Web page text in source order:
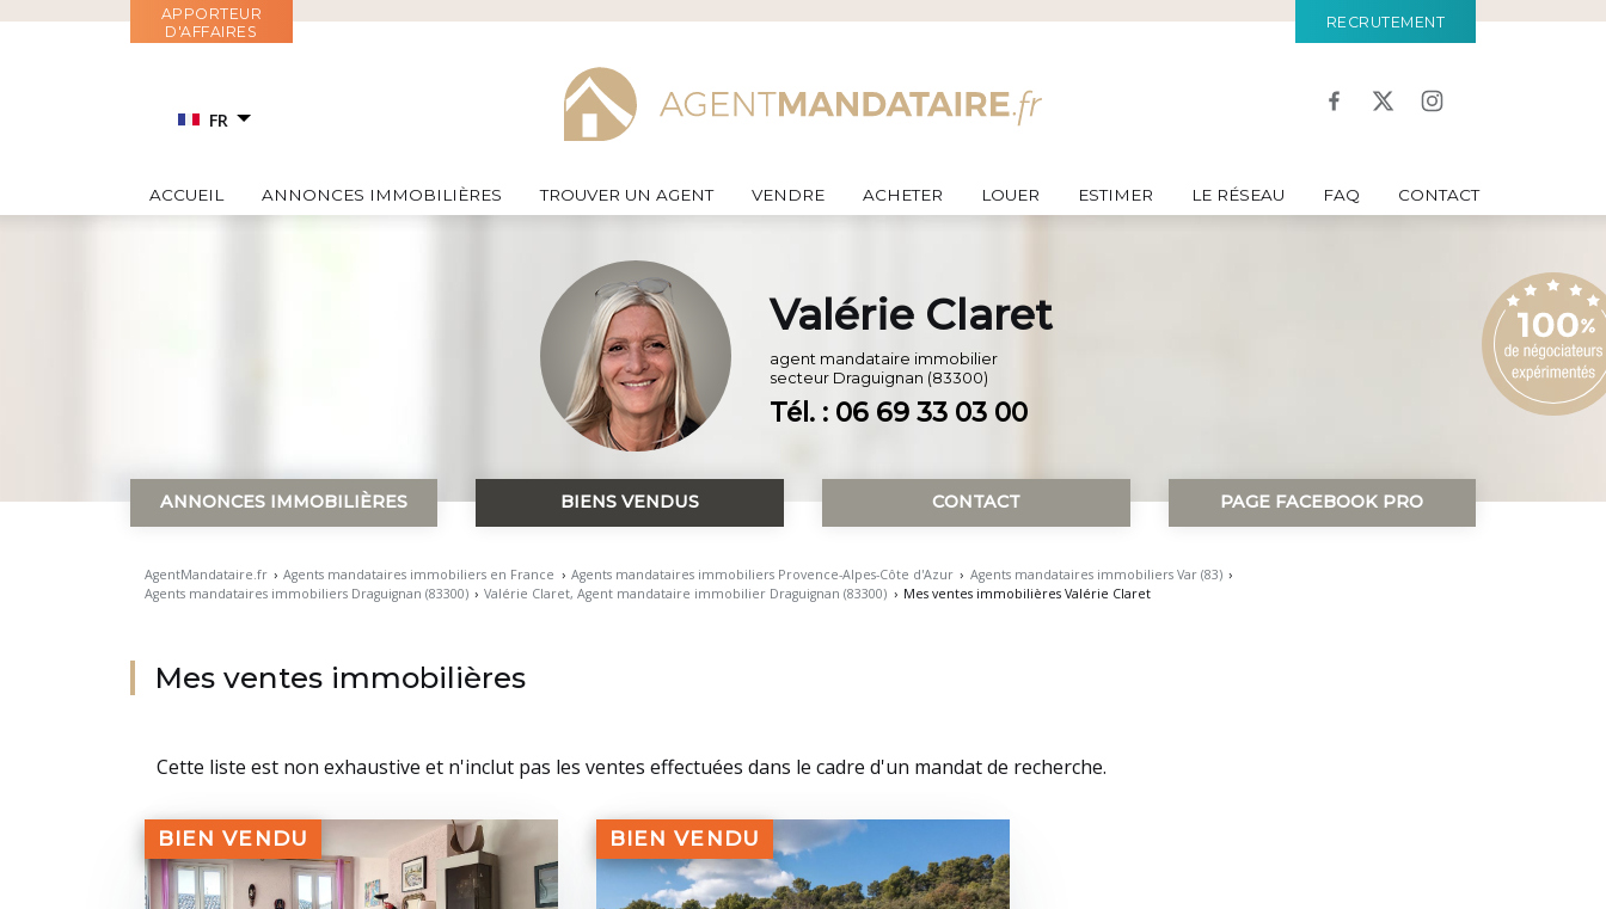
APPORTEUR
D'AFFAIRES
RECRUTEMENT
FR
RU
ACCUEIL ANNONCES IMMOBILIÈRES TROUVER UN AGENT VENDRE ACHETER LOUER ESTIMER LE RÉSEAU FAQ CONTACT
Valérie Claret
agent mandataire immobilier
secteur Draguignan (83300)
Tél. : 06 69 33 03 00
ANNONCES IMMOBILIÈRES BIENS VENDUS CONTACT PAGE FACEBOOK PRO
AgentMandataire.fr › Agents mandataires immobiliers en France › Agents mandataires immobiliers Provence-Alpes-Côte d'Azur › Agents mandataires immobiliers Var (83) ›
Agents mandataires immobiliers Draguignan (83300) › Valérie Claret, Agent mandataire immobilier Draguignan (83300) › Mes ventes immobilières Valérie Claret
Mes ventes immobilières
Cette liste est non exhaustive et n'inclut pas les ventes effectuées dans le cadre d'un mandat de recherche.
BIEN VENDU BIEN VENDU